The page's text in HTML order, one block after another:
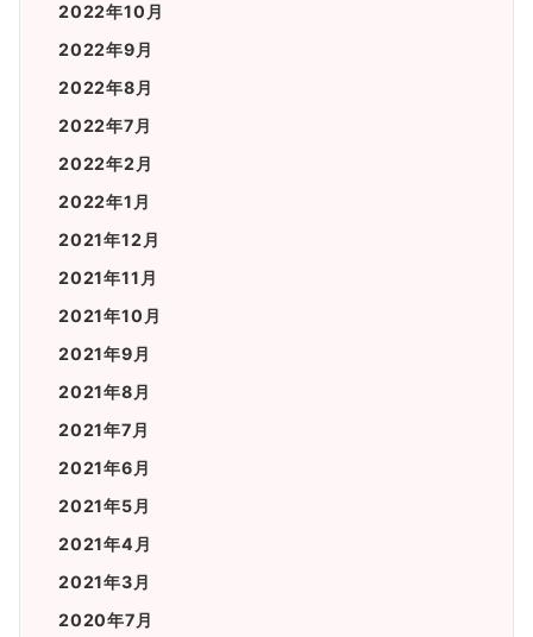
2022年10月
2022年9月
2022年8月
2022年7月
2022年2月
2022年1月
2021年12月
2021年11月
2021年10月
2021年9月
2021年8月
2021年7月
2021年6月
2021年5月
2021年4月
2021年3月
2020年7月